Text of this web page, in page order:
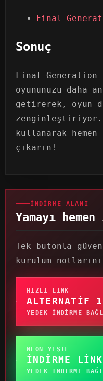
Final
Sonuç
Final Generation
oyununuzu daha
getirerek, oyun
kullanarak
çıkarın!
İNDIRME ALANI
Yamayı
Tek butonla
kurulum
HIZLI LINK
ALTERNATIF 1
YEDEK INDIRME
NEON YEŞIL
İNDIRME
YEDEK INDIRME